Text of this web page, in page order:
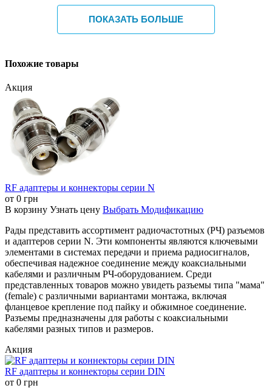
Беспроводные системы:Wi-Fi, Bluetooth, GPS-
оборудование.
генераторы сигналов, анализаторы спектра.
Промышленная автоматизация:
данных по коаксиальным кабелям.
Авиация и оборона:
и устойчивости к вибрации.
Выбирая разъемы TNC, вы получаете гарантию
высокого качества сигнала и долговечности соединения
для ваших критически важных систем.
RF-N-151 RF-N-152
Это зажимной
(обжимной) TNC-
разъем типа
"папа" для кабеля
RG8.
Используется для
надежного
подключения
кабеля RG8 к
устройствам с
TNC-разъемами.
Это зажимной
(обжимной) TNC-
разъем типа "папа"
для кабеля RG214.
Предназначен для
подключения
кабеля RG214 к
оборудованию,
имеющему TNC-
интерфейс.
Это TNC-
"мама" для
панельного
монтажа
(крепления в
перегородке).
Используется
для создания
проходного
TNC-
RF-N-154
ПОКАЗАТЬ БОЛЬШЕ
Похожие товары
Акция
RF адаптеры и коннекторы серии N
от 0 грн
В корзину Узнать цену Выбрать Модификацию
Рады представить ассортимент радиочастотных (РЧ) разъемов
и адаптеров серии N. Эти компоненты являются ключевыми
элементами в системах передачи и приема радиосигналов,
обеспечивая надежное соединение между коаксиальными
кабелями и различным РЧ-оборудованием. Среди
представленных товаров можно увидеть разъемы типа "мама"
(female) с различными вариантами монтажа, включая
фланцевое крепление под пайку и обжимное соединение.
Разъемы предназначены для работы с коаксиальными
кабелями разных типов и размеров.
Акция
RF адаптеры и коннекторы серии DIN
от 0 грн